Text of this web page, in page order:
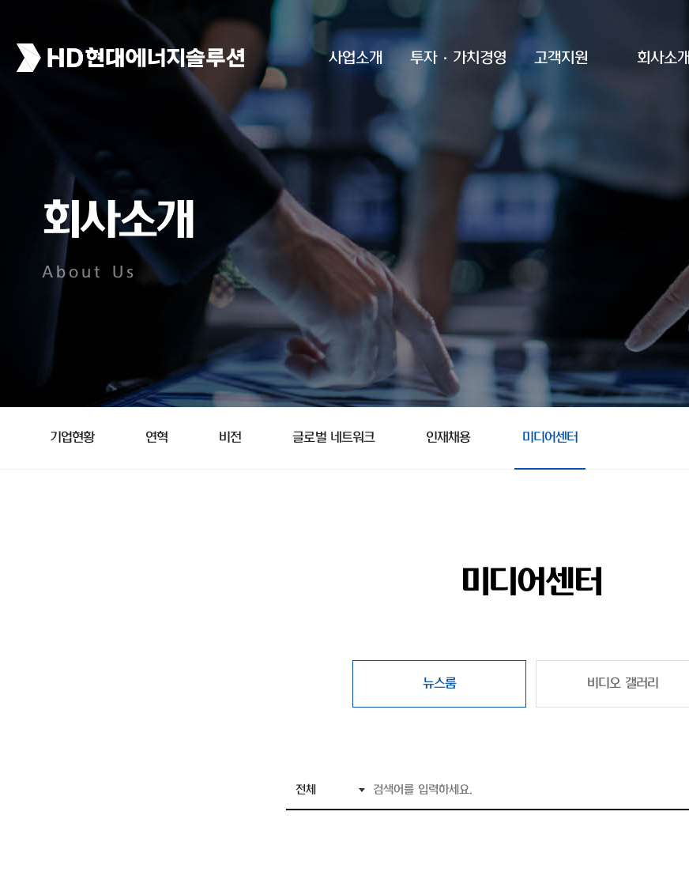
사업소개 투자·가치경영 고객지원 회사소개
회사소개
About Us
기업현황 연혁 비전 글로벌 네트워크 인재채용 미디어센터
미디어센터
뉴스룸 비디오 갤러리